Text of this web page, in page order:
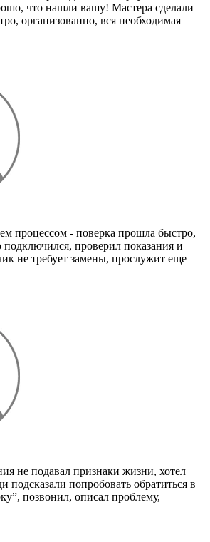
что нашли вашу! Мастера сделали
организованно, вся необходимая
процессом - поверка прошла быстро,
подключился, проверил показания и
не требует замены, прослужит еще
не подавал признаки жизни, хотел
подсказали попробовать обратиться в
позвонил, описал проблему,